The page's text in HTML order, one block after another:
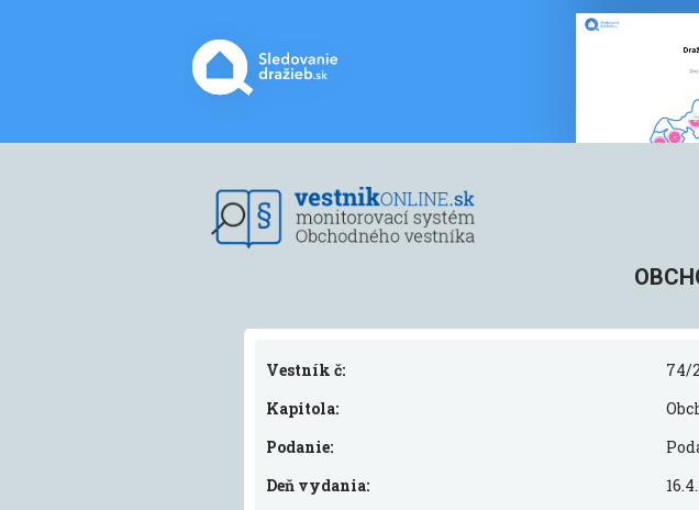
Vestník č:
74/
Kapitola:
Podanie:
Deň vydania: